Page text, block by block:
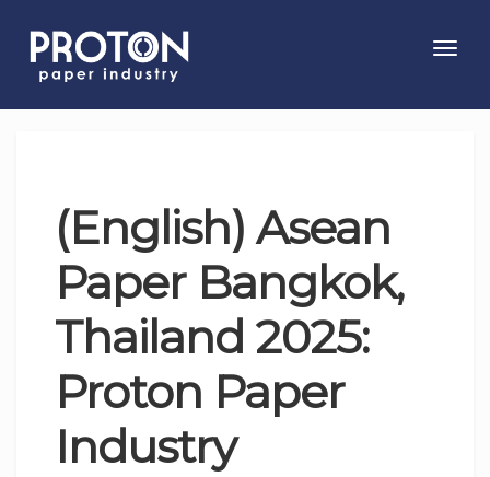
(English) Asean
Paper Bangkok,
Thailand 2025:
Proton Paper
Industry